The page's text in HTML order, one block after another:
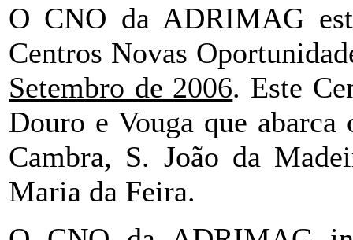
O CNO da ADRIMAG
Centros Novas
Setembro de 2006. Este
Douro e Vouga que
Cambra, S. João da
Maria da Feira.